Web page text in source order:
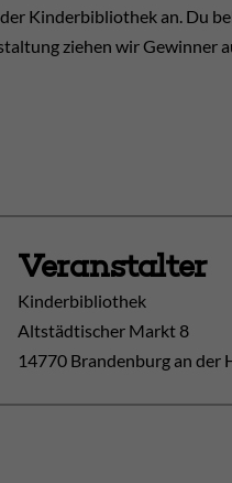
Kinderbibliothek an. Du
ziehen wir Gewinner
Veranstalter
Kinderbibliothek
Altstädtischer Markt 8
14770 Brandenburg an der